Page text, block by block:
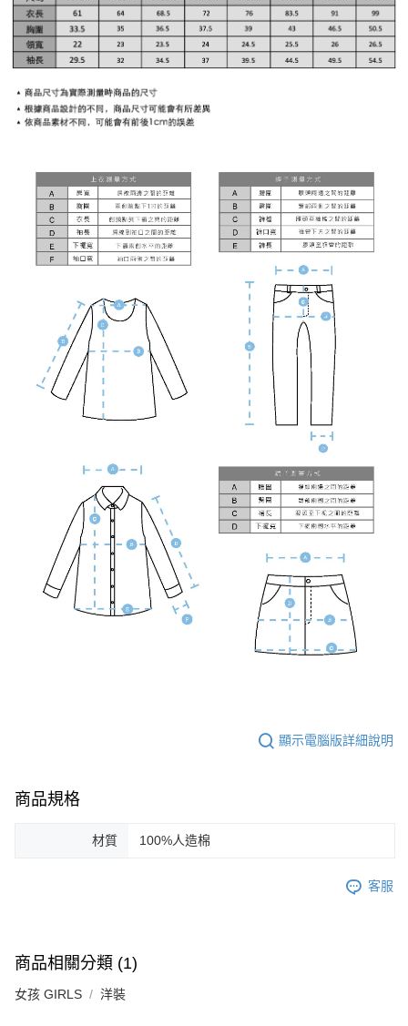
顯示電腦版詳細說明
商品規格
材質 100%人造棉
客服
商品相關分類 (1)
女孩 GIRLS 洋裝